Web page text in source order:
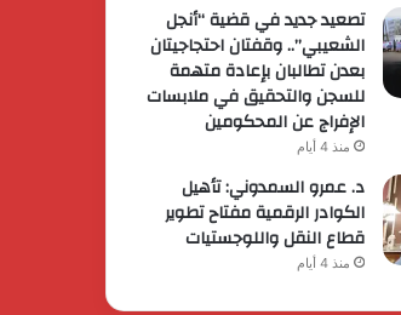
تصعيد جديد في قضية “أنجل
الشعيبي”.. وقفتان احتجاجيتان
بعدن تطالبان بإعادة متهمة
للسجن والتحقيق في ملابسات
الإفراج عن المحكومين
منذ 4 أيام
د. عمرو السمدوني: تأهيل
الكوادر الرقمية مفتاح تطوير
قطاع النقل واللوجستيات
منذ 4 أيام